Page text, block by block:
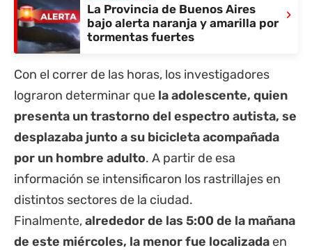
La Provincia de Buenos Aires
bajo alerta naranja y amarilla por
tormentas fuertes
›
Con el correr de las horas, los investigadores
lograron determinar que la adolescente, quien
presenta un trastorno del espectro autista, se
desplazaba junto a su bicicleta acompañada
por un hombre adulto. A partir de esa
información se intensificaron los rastrillajes en
distintos sectores de la ciudad.
Finalmente,alrededor de las 5:00 de la mañana
de este miércoles, la menor fue localizada en